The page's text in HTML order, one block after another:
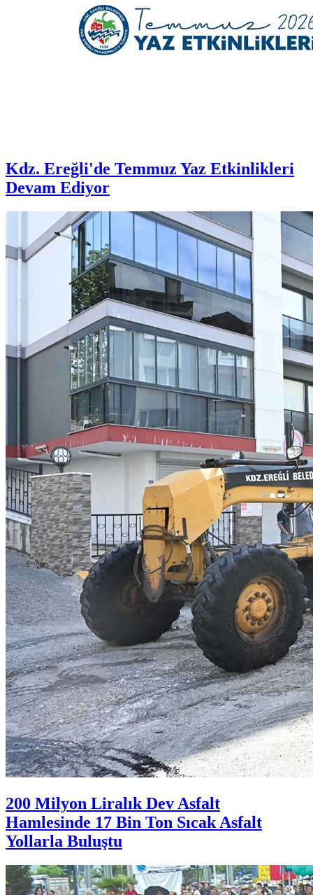
Kdz. Ereğli'de Temmuz Yaz Etkinlikleri
Devam Ediyor
200 Milyon Liralık Dev Asfalt
Hamlesinde 17 Bin Ton Sıcak Asfalt
Yollarla Buluştu